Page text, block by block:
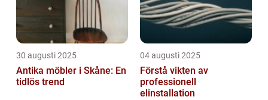
30 augusti 2025
Antika möbler i Skåne: En
tidlös trend
04 augusti 2025
Förstå vikten av
professionell
elinstallation